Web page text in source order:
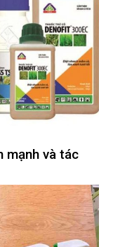
mạnh và tác